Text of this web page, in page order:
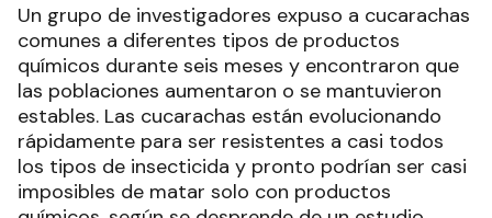
Un grupo de investigadores expuso a cucarachas
comunes a diferentes tipos de productos
químicos durante seis meses y encontraron que
las poblaciones aumentaron o se mantuvieron
estables. Las cucarachas están evolucionando
rápidamente para ser resistentes a casi todos
los tipos de insecticida y pronto podrían ser casi
imposibles de matar solo con productos